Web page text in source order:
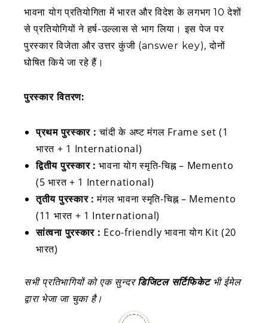
भावना योग प्रतियोगिता में भारत और विदेश के लगभग 10 देशों
से प्रतियोगियों ने हर्ष-उल्लास से भाग लिया। इस पेज पर
पुरस्कार विजेता और उत्तर कुंजी (answer key), दोनों
घोषित किये जा रहे हैं।
पुरस्कार वितरण:
प्रथम पुरस्कार : चांदी के अष्ट मंगल Frame set (1
भारत + 1 International)
द्वितीय पुरस्कार : भावना योग स्‍मृति-चिह्न – Memento
(5 भारत + 1 International)
तृतीय पुरस्कार : मंगल भावना स्‍मृति-चिह्न – Memento
(11 भारत + 1 International)
सांत्वना पुरस्कार : Eco-friendly भावना योग Kit (20
भारत)
सभी प्रतिभागियों को एक सुन्दरडिजिटल सर्टिफिकेटभी ईमेल
द्वारा भेजा जा चुका है।